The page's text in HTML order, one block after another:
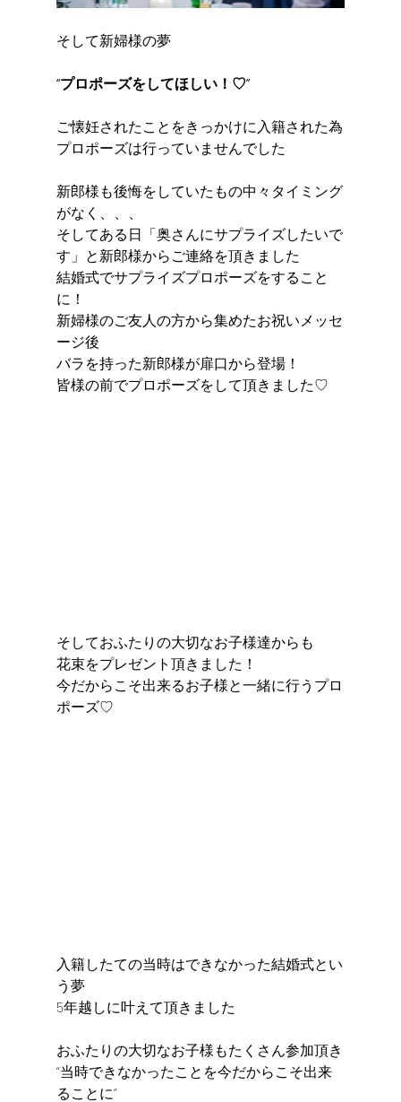
そして新婦様の夢
“プロポーズをしてほしい！♡”
ご懐妊されたことをきっかけに入籍された為
プロポーズは行っていませんでした
新郎様も後悔をしていたもの中々タイミング
がなく、、、
そしてある日「奥さんにサプライズしたいで
す」と新郎様からご連絡を頂きました
結婚式でサプライズプロポーズをすること
に！
新婦様のご友人の方から集めたお祝いメッセ
ージ後
バラを持った新郎様が扉口から登場！
皆様の前でプロポーズをして頂きました♡
そしておふたりの大切なお子様達からも
花束をプレゼント頂きました！
今だからこそ出来るお子様と一緒に行うプロ
ポーズ♡
入籍したての当時はできなかった結婚式とい
う夢
5年越しに叶えて頂きました
おふたりの大切なお子様もたくさん参加頂き
“当時できなかったことを今だからこそ出来
ることに”